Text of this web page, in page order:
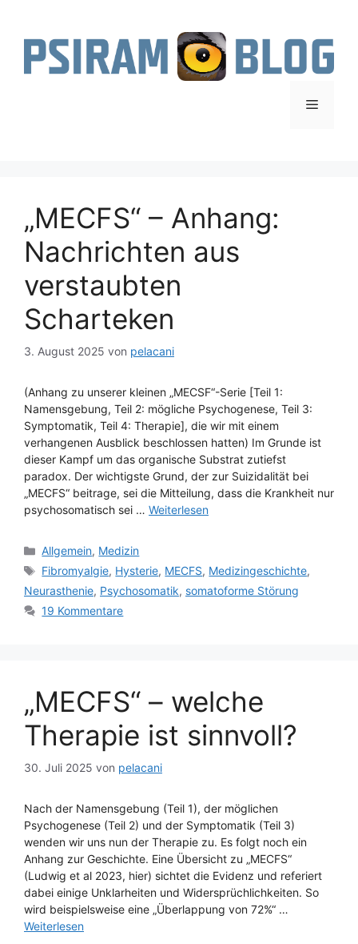
springen
Menü
„MECFS“ – Anhang:
Nachrichten aus
verstaubten
Scharteken
3. August 2025 von pelacani
(Anhang zu unserer kleinen „MECSF“-Serie [Teil 1:
Namensgebung, Teil 2: mögliche Psychogenese, Teil 3:
Symptomatik, Teil 4: Therapie], die wir mit einem
verhangenen Ausblick beschlossen hatten) Im Grunde ist
dieser Kampf um das organische Substrat zutiefst
paradox. Der wichtigste Grund, der zur Suizidalität bei
„MECFS“ beitrage, sei die Mitteilung, dass die Krankheit nur
psychosomatisch sei … Weiterlesen
Kategorien
Allgemein, Medizin
Schlagwörter
Fibromyalgie, Hysterie, MECFS, Medizingeschichte,
Neurasthenie, Psychosomatik, somatoforme Störung
19 Kommentare
„MECFS“ – welche
Therapie ist sinnvoll?
30. Juli 2025 von pelacani
Nach der Namensgebung (Teil 1), der möglichen
Psychogenese (Teil 2) und der Symptomatik (Teil 3)
wenden wir uns nun der Therapie zu. Es folgt noch ein
Anhang zur Geschichte. Eine Übersicht zu „MECFS“
(Ludwig et al 2023, hier) sichtet die Evidenz und referiert
dabei einige Unklarheiten und Widersprüchlichkeiten. So
wird beispielsweise eine „Überlappung von 72%“ …
Weiterlesen